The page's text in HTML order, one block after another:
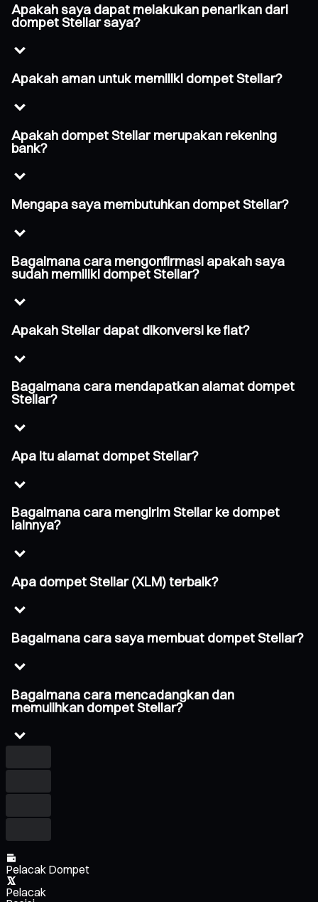
Apakah saya dapat melakukan penarikan dari
dompet Stellar saya?
Apakah aman untuk memiliki dompet Stellar?
Apakah dompet Stellar merupakan rekening
bank?
Mengapa saya membutuhkan dompet Stellar?
Bagaimana cara mengonfirmasi apakah saya
sudah memiliki dompet Stellar?
Apakah Stellar dapat dikonversi ke fiat?
Bagaimana cara mendapatkan alamat dompet
Stellar?
Apa itu alamat dompet Stellar?
Bagaimana cara mengirim Stellar ke dompet
lainnya?
Apa dompet Stellar (XLM) terbaik?
Bagaimana cara saya membuat dompet Stellar?
Bagaimana cara mencadangkan dan
memulihkan dompet Stellar?
Pelacak Dompet
Pelacak